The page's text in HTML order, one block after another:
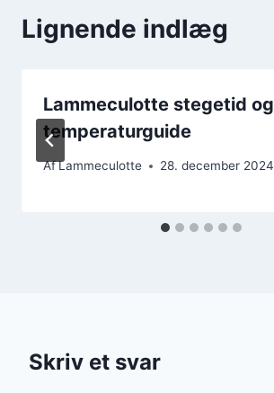
Lignende indlæg
Lammeculotte stegetid og
temperaturguide
AfLammeculotte 28. december 2024
Skriv et svar